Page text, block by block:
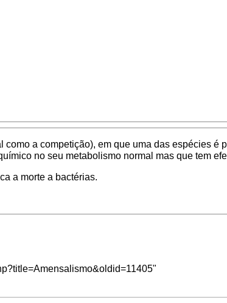
a competição), em que uma das espécies é
no seu metabolismo normal mas que tem
a morte a bactérias.
"